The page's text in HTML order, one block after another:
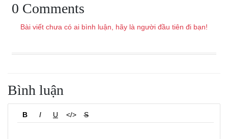
0 Comments
Bài viết chưa có ai bình luận, hãy là người đầu tiên đi bạn!
Bình luận
B I U </> S